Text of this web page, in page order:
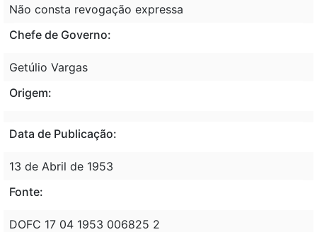
Não consta revogação expressa
Chefe de Governo:
Getúlio Vargas
Origem:
Data de Publicação:
13 de Abril de 1953
Fonte:
DOFC 17 04 1953 006825 2